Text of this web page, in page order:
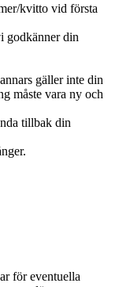
kvitto vid första
godkänner din
gäller inte din
måste vara ny och
tillbak din
för eventuella